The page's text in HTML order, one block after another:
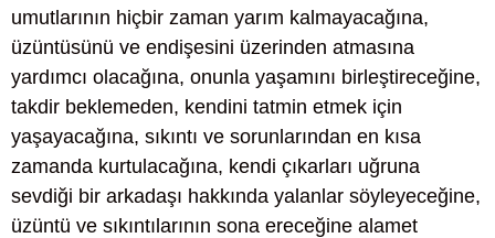
umutlarının hiçbir zaman yarım kalmayacağına,
üzüntüsünü ve endişesini üzerinden atmasına
yardımcı olacağına, onunla yaşamını birleştireceğine,
takdir beklemeden, kendini tatmin etmek için
yaşayacağına, sıkıntı ve sorunlarından en kısa
zamanda kurtulacağına, kendi çıkarları uğruna
sevdiği bir arkadaşı hakkında yalanlar söyleyeceğine,
üzüntü ve sıkıntılarının sona ereceğine alamet